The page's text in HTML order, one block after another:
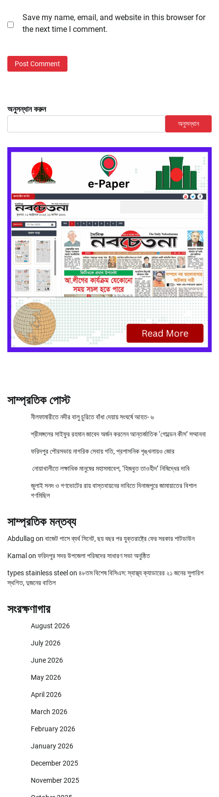
Save my name, email, and website in this browser for
the next time I comment.
অনুসন্ধান করুন
অনুসন্ধান
সাম্প্রতিক পোস্ট
নীলফামারীতে নদীর বালু চুরিতে বাঁধা দেয়ায় সংঘর্ষে আহত- ৬
শ্রীমঙ্গলের সাইফুর রহমান জাবেদ অর্জন করলেন আন্তর্জাতিক ‘গোল্ডেন কীস’ সম্মাননা
ফরিদপুর পৌরসভায় নাগরিক সেবায় গতি, প্রশাসনিক শৃঙ্খলায়ও জোর
নোয়াখালীতে লক্ষাধিক মানুষের মহাসমাবেশ, ‘হিজবুত তাওহীদ’ নিষিদ্ধের দাবি
জুলাই সনদ ও গণভোটের রায় বাস্তবায়নের দাবিতে দিনাজপুরে জামায়াতের বিশাল
গণমিছিল
সাম্প্রতিক মন্তব্য
Abdullag on বাজেট পাসে ব্যর্থ সিনেট, ছয় বছর পর যুক্তরাষ্ট্রে ফের সরকার শাটডাউন
Kamal on ফরিদপুর সদর উপজেলা পরিষদের সাধারণ সভা অনুষ্ঠিত
types stainless steel on ৪৮তম বিশেষ বিসিএস: স্বাস্থ্য ক্যাডারের ২১ জনের সুপারিশ
স্থগিত, দুজনের বাতিল
সংরক্ষণাগার
August 2026
July 2026
June 2026
May 2026
April 2026
March 2026
February 2026
January 2026
December 2025
November 2025